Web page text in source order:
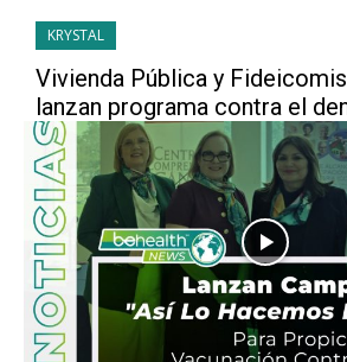
KRYSTAL
Vivienda Pública y
lanzan programa contra el